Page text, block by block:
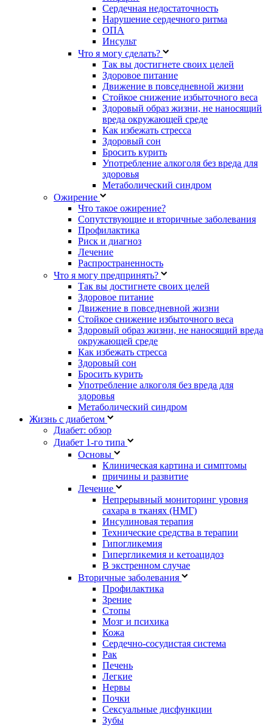
Сердечная недостаточность
Нарушение сердечного ритма
ОПА
Инсульт
Что я могу сделать?
Так вы достигнете своих целей
Здоровое питание
Движение в повседневной жизни
Стойкое снижение избыточного веса
Здоровый образ жизни, не наносящий
вреда окружающей среде
Как избежать стресса
Здоровый сон
Бросить курить
Употребление алкоголя без вреда для
здоровья
Метаболический синдром
Ожирение
Что такое ожирение?
Сопутствующие и вторичные заболевания
Профилактика
Риск и диагноз
Лечение
Распространенность
Что я могу предпринять?
Так вы достигнете своих целей
Здоровое питание
Движение в повседневной жизни
Стойкое снижение избыточного веса
Здоровый образ жизни, не наносящий вреда
окружающей среде
Как избежать стресса
Здоровый сон
Бросить курить
Употребление алкоголя без вреда для
здоровья
Метаболический синдром
Жизнь с диабетом
Диабет: обзор
Диабет 1-го типа
Основы
Клиническая картина и симптомы
причины и развитие
Лечение
Непрерывный мониторинг уровня
сахара в тканях (НМГ)
Инсулиновая терапия
Технические средства в терапии
Гипогликемия
Гипергликемия и кетоацидоз
В экстренном случае
Вторичные заболевания
Профилактика
Зрение
Стопы
Мозг и психика
Кожа
Сердечно-сосудистая система
Рак
Печень
Легкие
Нервы
Почки
Сексуальные дисфункции
Зубы